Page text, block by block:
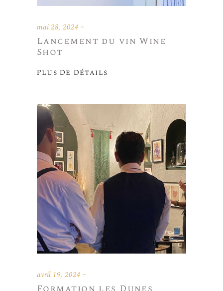
mai 28, 2024
Lancement du vin Wine
Shot
Plus De Détails
avril 19, 2024